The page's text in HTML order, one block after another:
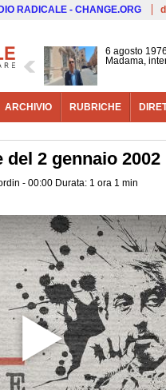
RADICALE - CHANGE.ORG
6 agosto
Madama,
ARCHIVIO RUBRICHE
del 2 gennaio 2002
- 00:00 Durata: 1 ora 1 min